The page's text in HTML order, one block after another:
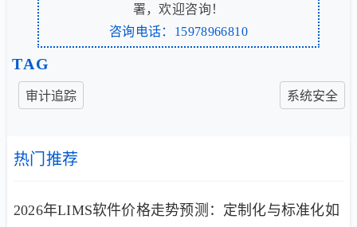
署，欢迎咨询！
咨询电话：15978966810
TAG
审计追踪 系统安全
热门推荐
2026年LIMS软件价格走势预测：定制化与标准化如